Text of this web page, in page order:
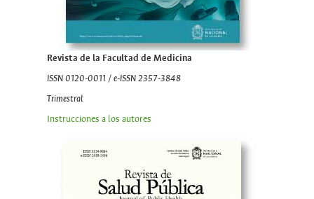
Revista de la Facultad de Medicina
ISSN 0120-0011 / e-ISSN 2357-3848
Trimestral
Instrucciones a los autores